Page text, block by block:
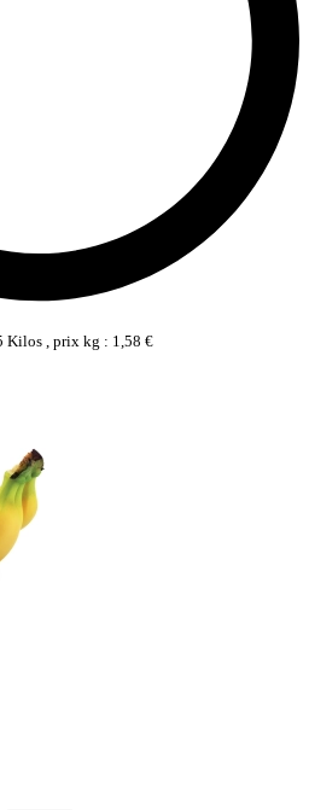
Kilos , prix kg : 1,58 €